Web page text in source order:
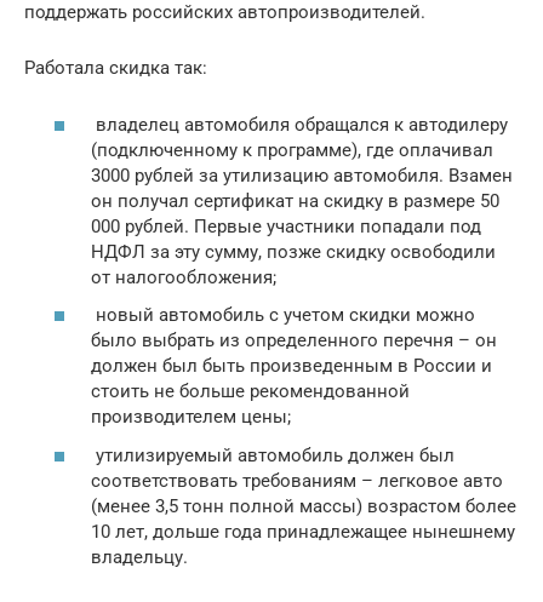
поддержать российских автопроизводителей.
Работала скидка так:
владелец автомобиля обращался к автодилеру
(подключенному к программе), где оплачивал
3000 рублей за утилизацию автомобиля. Взамен
он получал сертификат на скидку в размере 50
000 рублей. Первые участники попадали под
НДФЛ за эту сумму, позже скидку освободили
от налогообложения;
новый автомобиль с учетом скидки можно
было выбрать из определенного перечня – он
должен был быть произведенным в России и
стоить не больше рекомендованной
производителем цены;
утилизируемый автомобиль должен был
соответствовать требованиям – легковое авто
(менее 3,5 тонн полной массы) возрастом более
10 лет, дольше года принадлежащее нынешнему
владельцу.